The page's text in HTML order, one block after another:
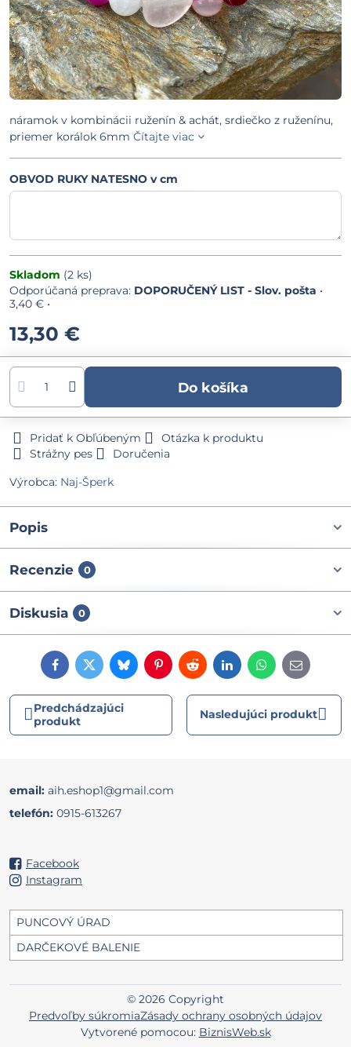
náramok v kombinácii ruženín & achát, srdiečko z ruženínu,
priemer korálok 6mm Čítajte viac
OBVOD RUKY NATESNO v cm
Skladom (2 ks)
DOPORUČENÝ LIST - Slov. pošta •
3,40 € •
13,30 €
Do košíka
Pridať k Obľúbeným
Otázka k produktu
Strážny pes
Doručenia
Výrobca: Naj-Šperk
Popis
Recenzie 0
Diskusia 0
FacebookTwitterBlueskyPinterestRedditLinkedInWhatsApp
E-
mail
Predchádzajúci
produkt
Nasledujúci produkt
email: aih.eshop1@gmail.com
telefón: 0915-613267
Facebook
Instagram
PUNCOVÝ ÚRAD
DARČEKOVÉ BALENIE
© 2026 Copyright
Predvoľby súkromiaZásady ochrany osobných údajov
Vytvorené pomocou: BiznisWeb.sk